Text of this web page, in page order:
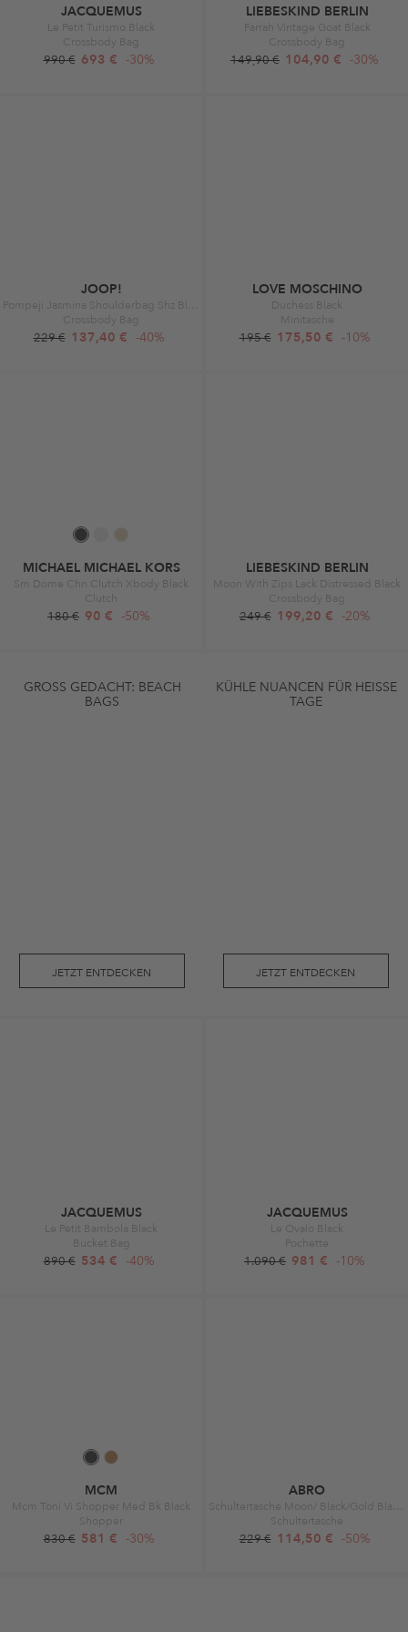
JACQUEMUS
Le Petit Turismo Black
Crossbody Bag
990 € 693 € -30%
LIEBESKIND BERLIN
Farrah Vintage Goat Black
Crossbody Bag
149,90 € 104,90 € -30%
JOOP!
Crossbody Bag
229 € 137,40 € -40%
LOVE MOSCHINO
Duchess Black
Minitasche
195 € 175,50 € -10%
MICHAEL MICHAEL KORS
Sm Dome Chn Clutch Xbody Black
Clutch
180 € 90 € -50%
LIEBESKIND BERLIN
Moon With Zips Lack Distressed Black
Crossbody Bag
249 € 199,20 € -20%
GROSS GEDACHT: BEACH B
AGS
JETZT ENTDECKEN
KÜHLE NUANCEN FÜR HEISSE T
AGE
JETZT ENTDECKEN
JACQUEMUS
Le Petit Bambola Black
Bucket Bag
890 € 534 € -40%
JACQUEMUS
Le Ovalo Black
Pochette
1.090 € 981 € -10%
MCM
Mcm Toni Vi Shopper Med Bk Black
Shopper
830 € 581 € -30%
ABRO
Schultertasche
229 € 114,50 € -50%